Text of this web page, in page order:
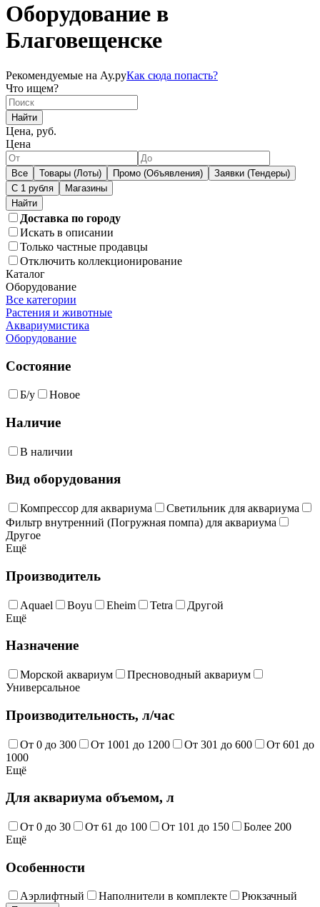
Оборудование в
Благовещенске
Рекомендуемые на Ау.руКак сюда попасть?
Что ищем?
Найти
Цена, руб.
Цена
Все Товары (Лоты) Промо (Объявления)
Заявки (Тендеры)
С 1 рубля
Магазины
Доставка по городу
Искать в описании
Только частные продавцы
Отключить коллекционирование
Каталог
Оборудование
Все категории
Растения и животные
Аквариумистика
Оборудование
Состояние
Б/у Новое
Наличие
В наличии
Вид оборудования
Компрессор для аквариума
Светильник для аквариума
Фильтр внутренний (Погружная помпа) для аквариума
Другое
Ещё
Производитель
Aquael Boyu Eheim Tetra
Другой
Ещё
Назначение
Морской аквариум
Пресноводный аквариум
Универсальное
Производительность, л/час
От 0 до 300 От 1001 до 1200 От 301 до 600
От 601 до
1000
Ещё
Для аквариума объемом, л
От 0 до 30 От 61 до 100 От 101 до 150
Более 200
Ещё
Особенности
Аэрлифтный Наполнители в комплекте Рюкзачный